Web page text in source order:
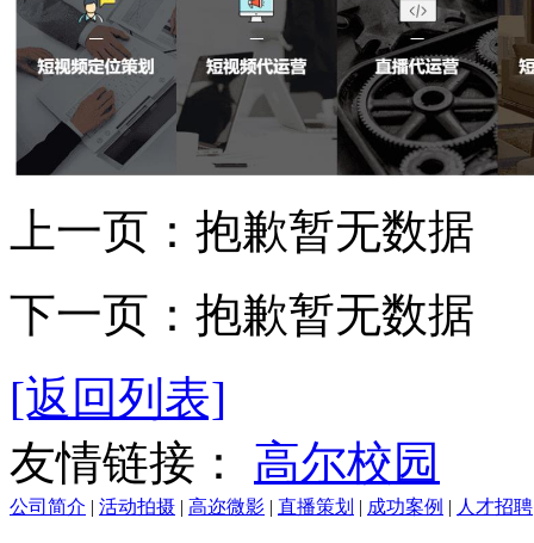
上一页： 抱歉暂无数据
下一页： 抱歉暂无数据
[返回列表]
友情链接：
高尔校园
公司简介 | 活动拍摄 | 高迩微影 | 直播策划 | 成功案例 | 人才招聘